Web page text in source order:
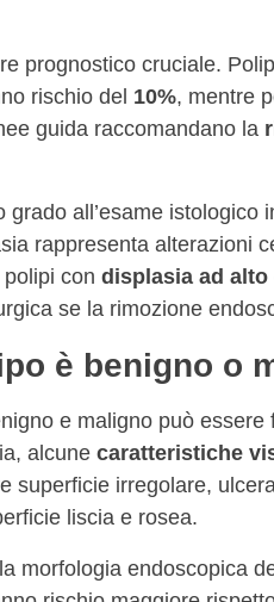
prognostico cruciale.
rischio del 10%, mentre
guida raccomandano la
grado all’esame istologico
rappresenta alterazioni
con displasia ad alto
se la rimozione
è benigno o
e maligno può essere
alcune caratteristiche
superficie irregolare,
liscia e rosea.
morfologia endoscopica